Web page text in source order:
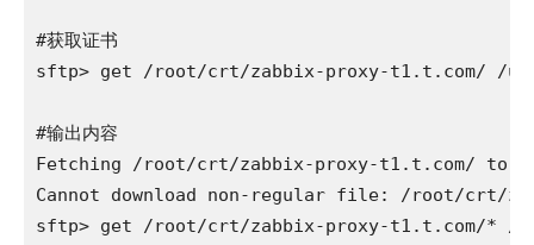
#获取证书
sftp> get /root/crt/zabbix-proxy-t1.t.com/ /
#输出内容
Fetching /root/crt/zabbix-proxy-t1.t.com/ to
Cannot download non-regular file: /root/crt/
sftp> get /root/crt/zabbix-proxy-t1.t.com/* /